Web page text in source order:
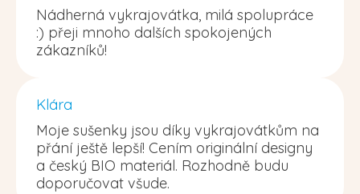
Nádherná vykrajovátka, milá spolupráce
:) přeji mnoho dalších spokojených
zákazníků!
Klára
Moje sušenky jsou díky vykrajovátkům na
přání ještě lepší! Cením originální designy
a český BIO materiál. Rozhodně budu
doporučovat všude.